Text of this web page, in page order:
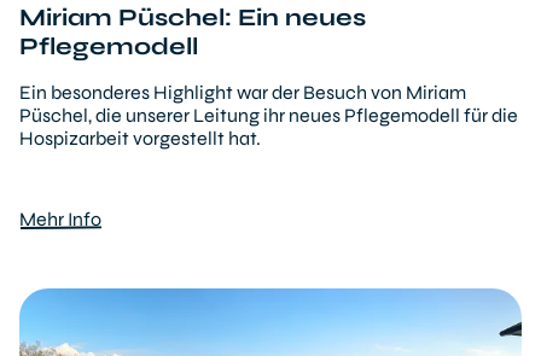
Miriam Püschel: Ein neues
Pflegemodell
Ein besonderes Highlight war der Besuch von Miriam
Püschel, die unserer Leitung ihr neues Pflegemodell für die
Hospizarbeit vorgestellt hat.
Mehr Info